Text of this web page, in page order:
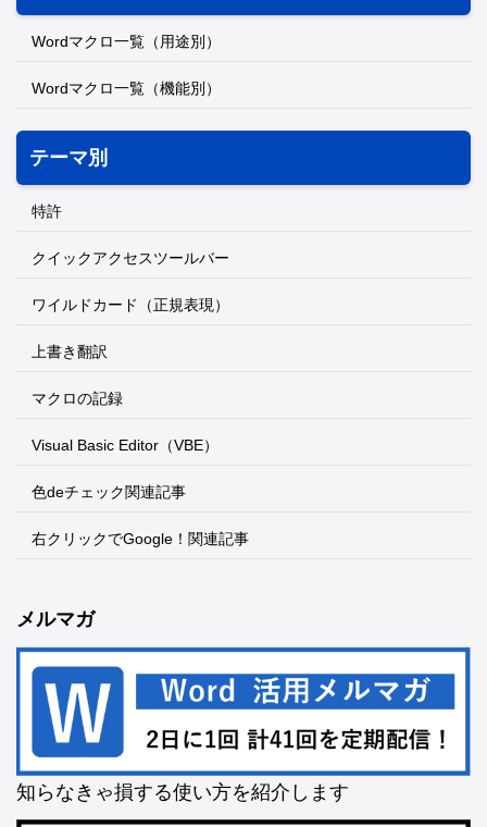
Wordマクロ一覧（用途別）
Wordマクロ一覧（機能別）
テーマ別
特許
クイックアクセスツールバー
ワイルドカード（正規表現）
上書き翻訳
マクロの記録
Visual Basic Editor（VBE）
色deチェック関連記事
右クリックでGoogle！関連記事
メルマガ
知らなきゃ損する使い方を紹介します